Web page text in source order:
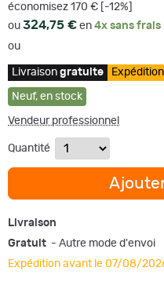
économisez 170 € [-12%]
ou 324,75 € en 4x sans frais
ou
Livraison gratuite Expédition
Neuf, en stock
Vendeur professionnel
Quantité
Livraison
Gratuit - Autre mode d'envoi
Expédition avant le 07/08/